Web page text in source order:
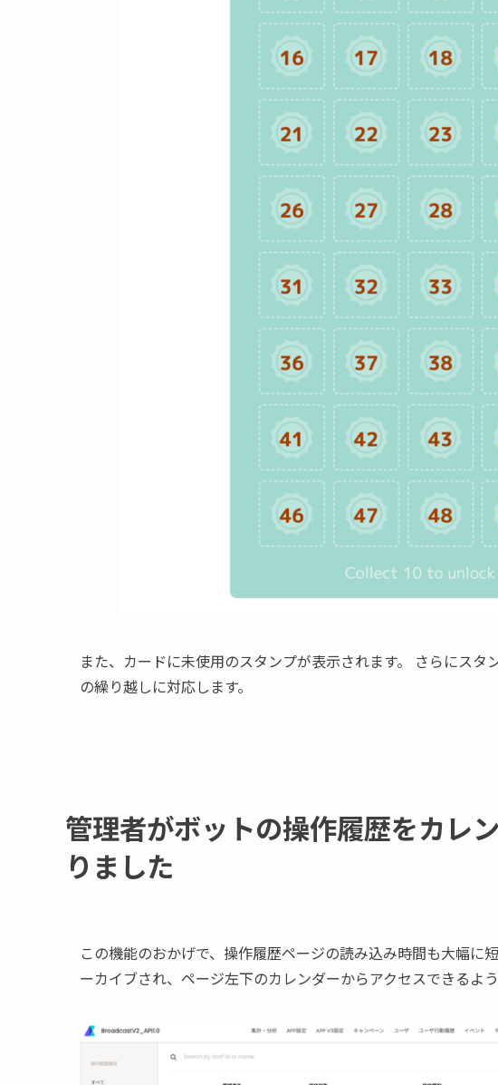
また、カードに未使用のスタンプが表示されます。 さらにス
の繰り越しに対応します。
管理者がボットの操作履歴をカレ
りました
この機能のおかげで、操作履歴ページの読み込み時間も大幅に
ーカイブされ、ページ左下のカレンダーからアクセスできるよう